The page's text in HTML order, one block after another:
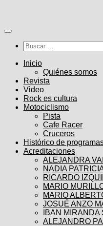
contenido
Buscar:
Inicio
Quiénes somos
Revista
Video
Rock es cultura
Motociclismo
Pista
Cafe Racer
Cruceros
Histórico de
Acreditaciones
ALEJANDRA
NADIA
RICARDO
MARIO
MARIO
JOSUÉ ANZO
IBAN
ALEJANDRO